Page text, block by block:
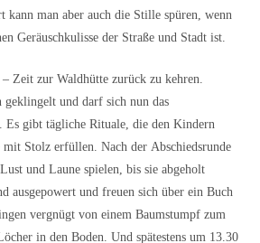
kann man aber auch die Stille spüren, wenn
Geräuschkulisse der Straße und Stadt ist.
Zeit zur Waldhütte zurück zu kehren.
geklingelt und darf sich nun das
Es gibt tägliche Rituale, die den Kindern
mit Stolz erfüllen. Nach der Abschiedsrunde
und Laune spielen, bis sie abgeholt
ausgepowert und freuen sich über ein Buch
vergnügt von einem Baumstumpf zum
in den Boden. Und spätestens um 13.30